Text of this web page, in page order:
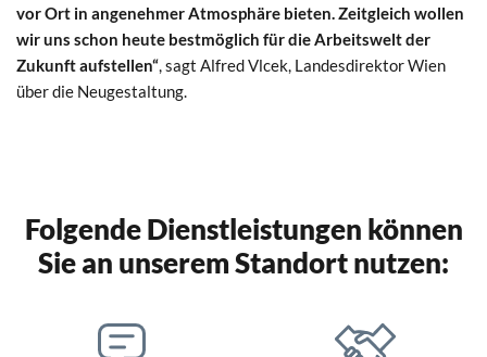
vor Ort in angenehmer Atmosphäre bieten. Zeitgleich wollen
wir uns schon heute bestmöglich für die Arbeitswelt der
Zukunft aufstellen“, sagt Alfred Vlcek, Landesdirektor Wien
über die Neugestaltung.
Folgende Dienstleistungen können
Sie an unserem Standort nutzen: